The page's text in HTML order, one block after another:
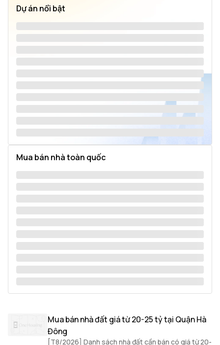
Dự án nổi bật
Mua bán nhà toàn quốc
Mua bán nhà đất giá từ 20-25 tỷ tại Quận Hà
Đông
[T8/2026] Danh sách nhà đất cần bán có giá từ 20-